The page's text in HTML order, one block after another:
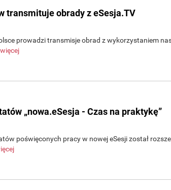
transmituje obrady z eSesja.TV
prowadzi transmisje obrad z wykorzystaniem
„nowa.eSesja - Czas na praktykę”
poświęconych pracy w nowej eSesji został